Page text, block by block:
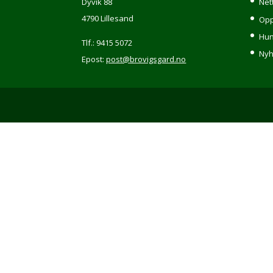
4790 Lillesand
Tlf.: 9415 5072
Epost:post@brovigsgard.no